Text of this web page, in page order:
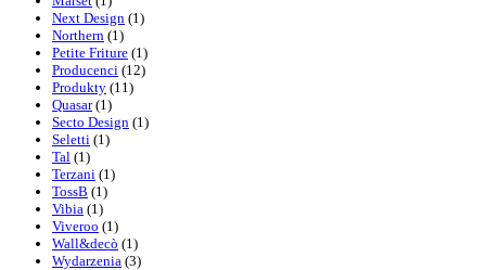
Next Design (1)
Northern (1)
Petite Friture (1)
Producenci (12)
Produkty (11)
Quasar(1)
Secto Design (1)
Seletti (1)
Tal (1)
Terzani (1)
TossB (1)
Vibia (1)
Viveroo (1)
Wall&decò (1)
Wydarzenia (3)